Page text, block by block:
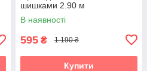
шишками 2.90 м
В наявності
595 ₴ 1 190 ₴
Купити